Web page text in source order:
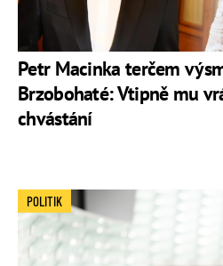
Petr Macinka terčem
Brzobohaté: Vtipně mu
chvástání
POLITIK